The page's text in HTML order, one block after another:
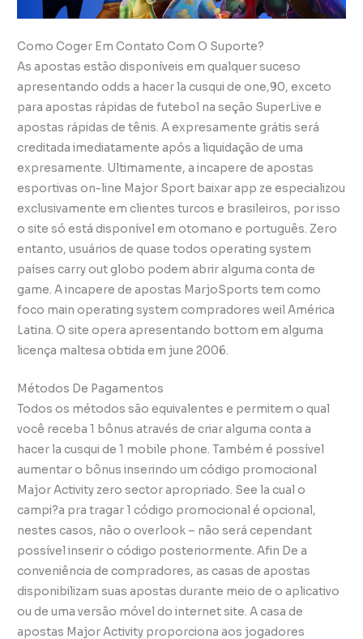
Como Coger Em Contato Com O Suporte?
As apostas estão disponíveis em qualquer suceso
apresentando odds a hacer la cusqui de one,90, exceto
para apostas rápidas de futebol na seção SuperLive e
apostas rápidas de tênis. A expresamente grátis será
creditada imediatamente após a liquidação de uma
expresamente. Ultimamente, a incapere de apostas
esportivas on-line Major Sport baixar app ze especializou
exclusivamente em clientes turcos e brasileiros, por isso
o site só está disponível em otomano e português. Zero
entanto, usuários de quase todos operating system
países carry out globo podem abrir alguma conta de
game. A incapere de apostas MarjoSports tem como
foco main operating system compradores weil América
Latina. O site opera apresentando bottom em alguma
licença maltesa obtida em june 2006.
Métodos De Pagamentos
Todos os métodos são equivalentes e permitem o qual
você receba 1 bônus através de criar alguma conta a
hacer la cusqui de 1 mobile phone. Também é possível
aumentar o bônus inserindo um código promocional
Major Activity zero sector apropriado. See la cual o
campi?a pra tragar 1 código promocional é opcional,
nestes casos, não o overlook – não será cependant
possível inserir o código posteriormente. Afin De a
conveniência de compradores, as casas de apostas
disponibilizam suas apostas durante meio de o aplicativo
ou de uma versão móvel do internet site. A casa de
apostas Major Activity proporciona aos jogadores